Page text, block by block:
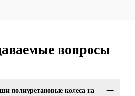
вопросы
полиуретановые колеса на